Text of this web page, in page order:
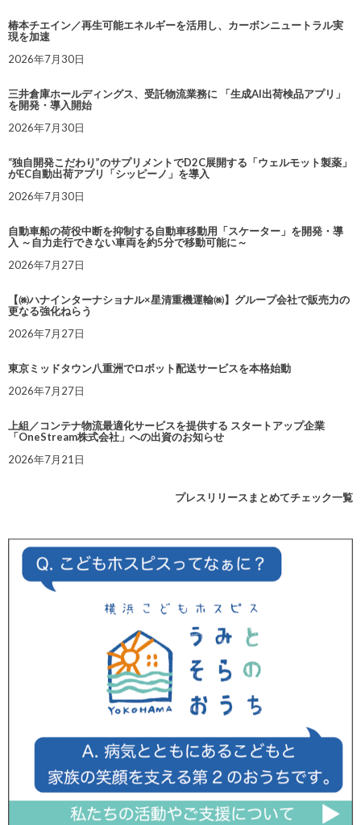
椿本チエイン／再生可能エネルギーを活用し、カーボンニュートラル実
現を加速
2026年7月30日
三井倉庫ホールディングス、受託物流業務に 「生成AI出荷検品アプリ」
を開発・導入開始
2026年7月30日
“独自開発こだわり”のサプリメントでD2C展開する「ウェルモット製薬」
がEC自動出荷アプリ「シッピーノ」を導入
2026年7月30日
自動車船の荷役中断を抑制する自動車移動用「スケーター」を開発・導
入 ～自力走行できない車両を約5分で移動可能に～
2026年7月27日
【㈱ハナインターナショナル×星清重機運輸㈱】グループ会社で販売力の
更なる強化ねらう
2026年7月27日
東京ミッドタウン八重洲でロボット配送サービスを本格始動
2026年7月27日
上組／コンテナ物流最適化サービスを提供する スタートアップ企業
「OneStream株式会社」への出資のお知らせ
2026年7月21日
プレスリリースまとめてチェック一覧